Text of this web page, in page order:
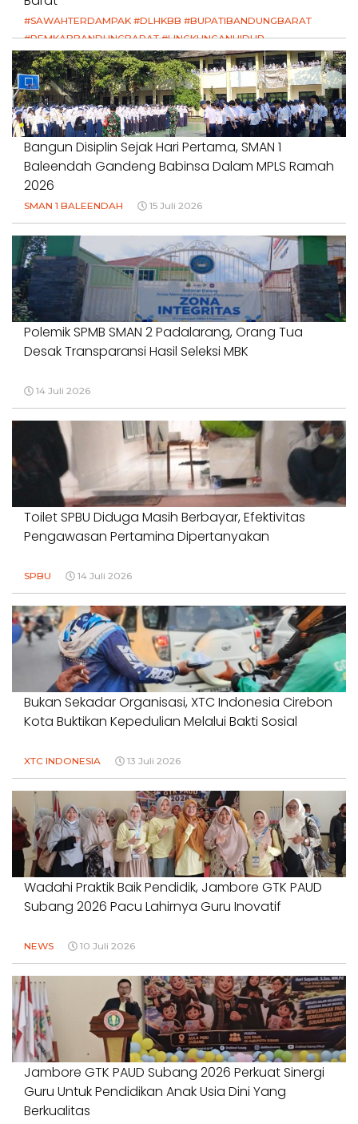
#SAWAHTERDAMPAK #DLHKBB #BUPATIBANDUNGBARAT
#PEMKABBANDUNGBARAT #LINGKUNGANHIDUP
#HAKPETANI #KEADILANUNTUKPETANI
#NORMALISASISALURAN #IRIGASIRUSAK
#DUGAANPENCEMARAN #AKUNTABILITASPEMERINTAH
18 Juli 2026
Bangun Disiplin Sejak Hari Pertama, SMAN 1
Baleendah Gandeng Babinsa Dalam MPLS Ramah
2026
SMAN 1 BALEENDAH 15 Juli 2026
Polemik SPMB SMAN 2 Padalarang, Orang Tua
Desak Transparansi Hasil Seleksi MBK
14 Juli 2026
Toilet SPBU Diduga Masih Berbayar, Efektivitas
Pengawasan Pertamina Dipertanyakan
SPBU 14 Juli 2026
Bukan Sekadar Organisasi, XTC Indonesia Cirebon
Kota Buktikan Kepedulian Melalui Bakti Sosial
XTC INDONESIA 13 Juli 2026
Wadahi Praktik Baik Pendidik, Jambore GTK PAUD
Subang 2026 Pacu Lahirnya Guru Inovatif
NEWS 10 Juli 2026
Jambore GTK PAUD Subang 2026 Perkuat Sinergi
Guru Untuk Pendidikan Anak Usia Dini Yang
Berkualitas